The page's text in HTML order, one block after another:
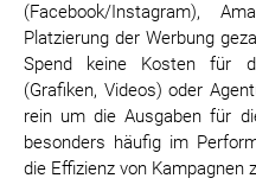
(Facebook/Instagram),
Platzierung der Werbung
Spend keine Kosten für
(Grafiken, Videos) oder
rein um die Ausgaben für
besonders häufig im
die Effizienz von Kampagnen